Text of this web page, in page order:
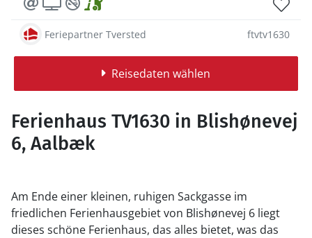
Feriepartner Tversted ftvtv1630
Reisedaten wählen
Ferienhaus TV1630 in Blishønevej
6, Aalbæk
Am Ende einer kleinen, ruhigen Sackgasse im
friedlichen Ferienhausgebiet von Blishønevej 6 liegt
dieses schöne Ferienhaus, das alles bietet, was das